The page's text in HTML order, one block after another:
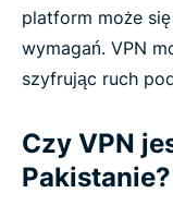
platform może
wymagań. VPN
szyfrując ruch
Czy VPN
Pakistanie?